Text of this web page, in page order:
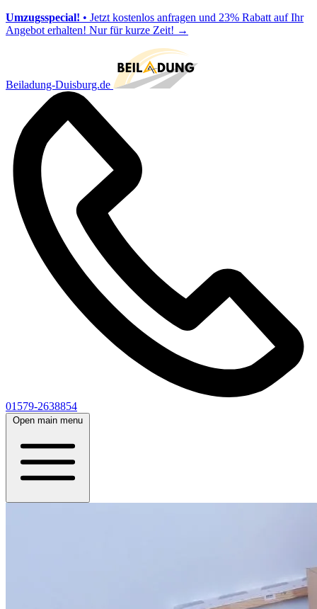
Umzugsspecial! • Jetzt kostenlos anfragen und 23% Rabatt auf Ihr
Angebot erhalten! Nur für kurze Zeit! →
Beiladung-Duisburg.de
01579-2638854
Open main menu